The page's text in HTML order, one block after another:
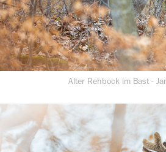
Alter Rehbock im Bast -